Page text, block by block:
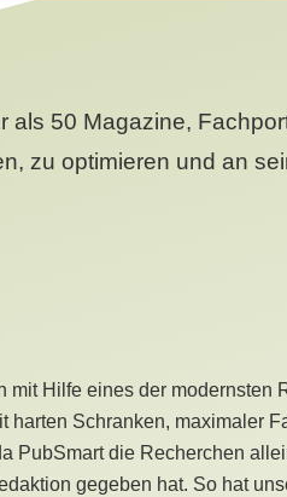
als 50 Magazine,
zu optimieren und an
Hilfe eines der
Schranken, maximaler
PubSmart die Recherchen
gegeben hat. So hat